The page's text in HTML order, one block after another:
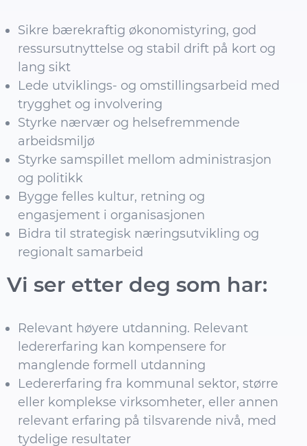
Sikre bærekraftig økonomistyring, god
ressursutnyttelse og stabil drift på kort og
lang sikt
Lede utviklings- og omstillingsarbeid med
trygghet og involvering
Styrke nærvær og helsefremmende
arbeidsmiljø
Styrke samspillet mellom administrasjon
og politikk
Bygge felles kultur, retning og
engasjement i organisasjonen
Bidra til strategisk næringsutvikling og
regionalt samarbeid
Vi ser etter deg som har:
Relevant høyere utdanning. Relevant
ledererfaring kan kompensere for
manglende formell utdanning
Ledererfaring fra kommunal sektor, større
eller komplekse virksomheter, eller annen
relevant erfaring på tilsvarende nivå, med
tydelige resultater